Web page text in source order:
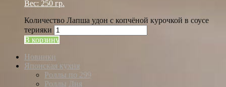
Вес: 250 гр.
Количество Лапша удон с копчёной курочкой в соусе
терияки
В корзину
Новинки
Японская кухня
Роллы по 299
Роллы Дня